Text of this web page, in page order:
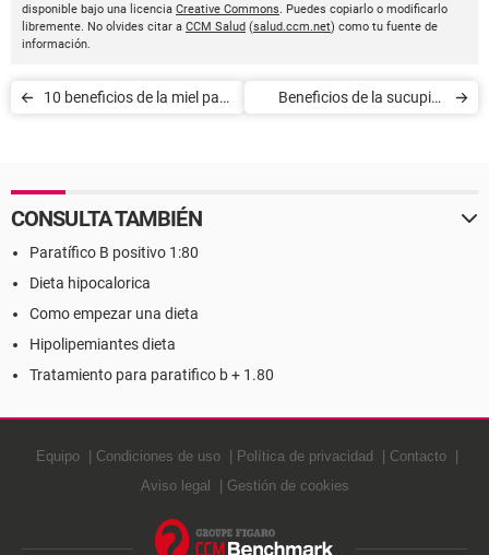
disponible bajo una licencia Creative Commons. Puedes copiarlo o modificarlo
libremente. No olvides citar a CCM Salud (salud.ccm.net) como tu fuente de
información.
10 beneficios de la miel para
Beneficios de la sucupira
CONSULTA TAMBIÉN
Paratífico B positivo 1:80
Dieta hipocalorica
Como empezar una dieta
Hipolipemiantes dieta
Tratamiento para paratifico b + 1.80
Equipo Condiciones de uso Política de privacidad
Contacto
Aviso legal
Gestión de cookies